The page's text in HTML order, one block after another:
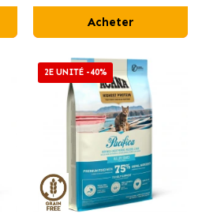
Acheter
2E UNITÉ -40%